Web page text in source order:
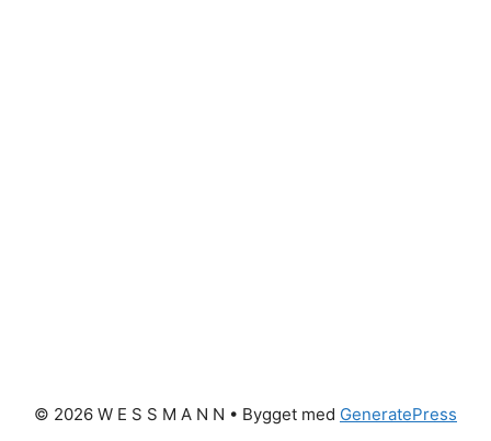
© 2026 W E S S M A N N • Bygget med GeneratePress